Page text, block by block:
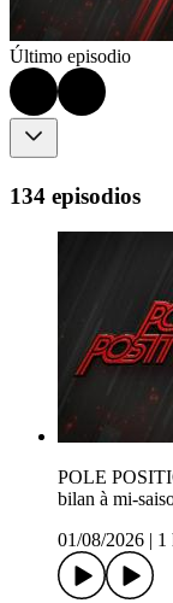
Último episodio
134 episodios
POLE
bilan à mi-
01/08/2026
1